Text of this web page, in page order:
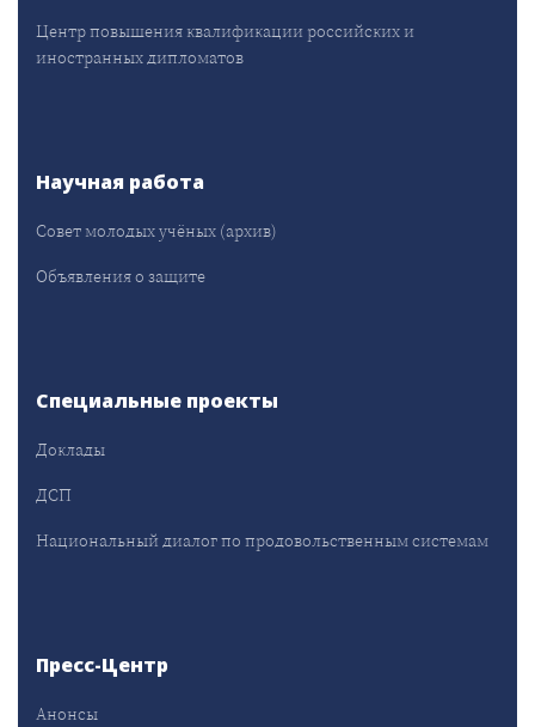
Центр повышения квалификации российских и
иностранных дипломатов
Научная работа
Совет молодых учёных (архив)
Объявления о защите
Специальные проекты
Доклады
ДСП
Национальный диалог по продовольственным системам
Пресс-Центр
Анонсы